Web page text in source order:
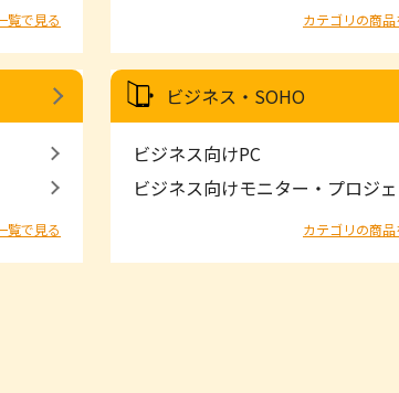
覧で見る カテゴリの商
覧で見る
ビジネス・SOHO
ビジネス向けPC
ビジネス向けモニター・プロジ
カテゴリの商